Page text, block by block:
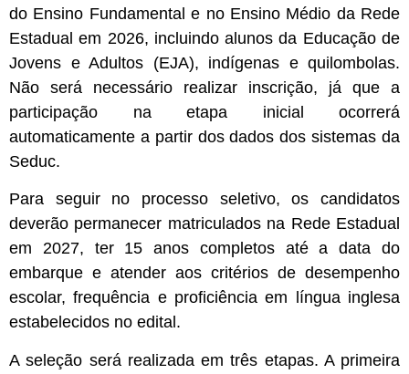
do Ensino Fundamental e no Ensino Médio da Rede
Estadual em 2026, incluindo alunos da Educação de
Jovens e Adultos (EJA), indígenas e quilombolas.
Não será necessário realizar inscrição, já que a
participação na etapa inicial ocorrerá
automaticamente a partir dos dados dos sistemas da
Seduc.
Para seguir no processo seletivo, os candidatos
deverão permanecer matriculados na Rede Estadual
em 2027, ter 15 anos completos até a data do
embarque e atender aos critérios de desempenho
escolar, frequência e proficiência em língua inglesa
estabelecidos no edital.
A seleção será realizada em três etapas. A primeira